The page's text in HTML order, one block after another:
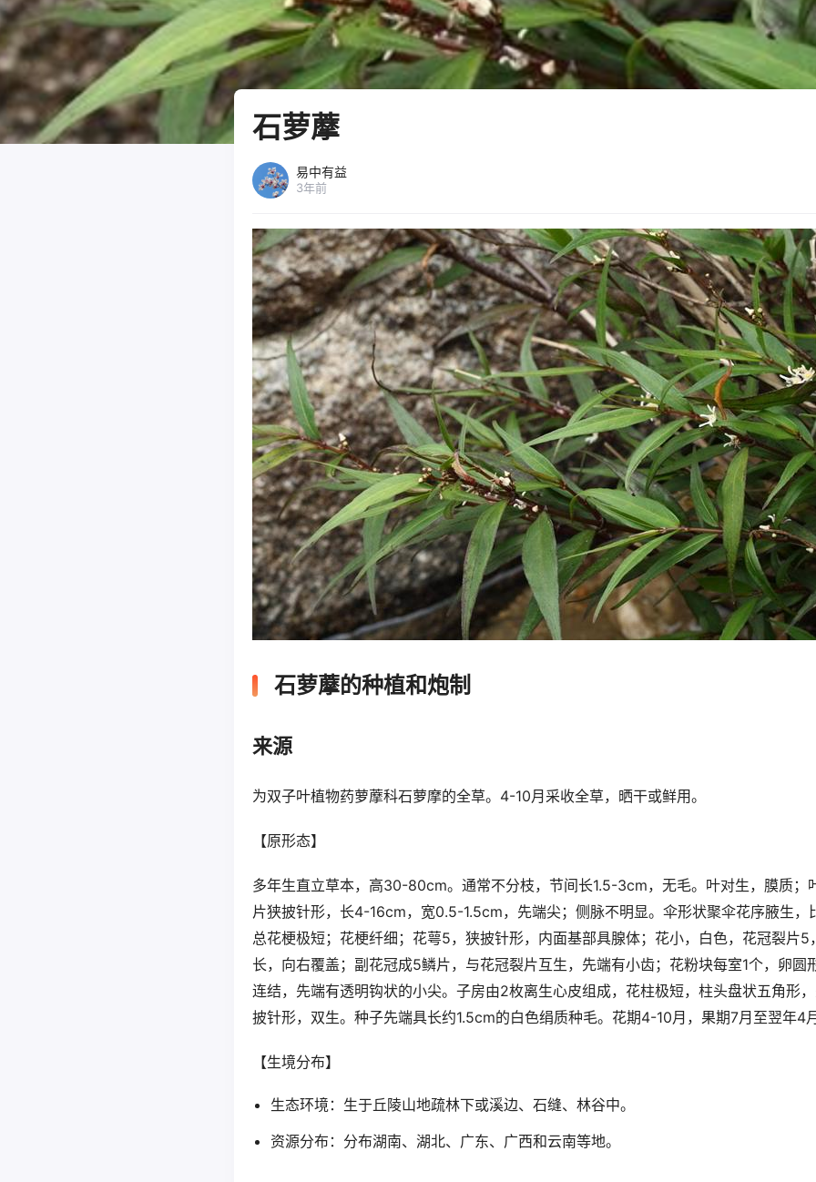
石萝藦
易中有益
3年前
石萝藦的种植和炮制
来源
为双子叶植物药萝藦科石萝摩的全草。4-10月采收全草，晒干或鲜用。
【原形态】
多年生直立草本，高30-80cm。通常不分枝，节间长1.5-3cm，无毛。叶对生，膜质；
片狭披针形，长4-16cm，宽0.5-1.5cm，先端尖；侧脉不明显。伞形状聚伞花序腋生
总花梗极短；花梗纤细；花萼5，狭披针形，内面基部具腺体；花小，白色，花冠裂片5
长，向右覆盖；副花冠成5鳞片，与花冠裂片互生，先端有小齿；花粉块每室1个，卵圆
连结，先端有透明钩状的小尖。子房由2枚离生心皮组成，花柱极短，柱头盘状五角形
披针形，双生。种子先端具长约1.5cm的白色绢质种毛。花期4-10月，果期7月至翌年4
【生境分布】
生态环境：生于丘陵山地疏林下或溪边、石缝、林谷中。
资源分布：分布湖南、湖北、广东、广西和云南等地。